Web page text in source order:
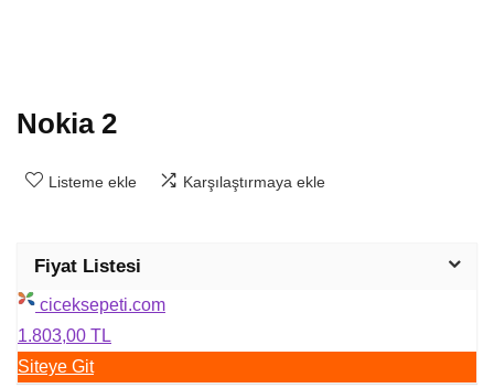
Nokia 2
Listeme ekle Karşılaştırmaya ekle
Fiyat Listesi
ciceksepeti.com
1.803,00 TL
Siteye Git